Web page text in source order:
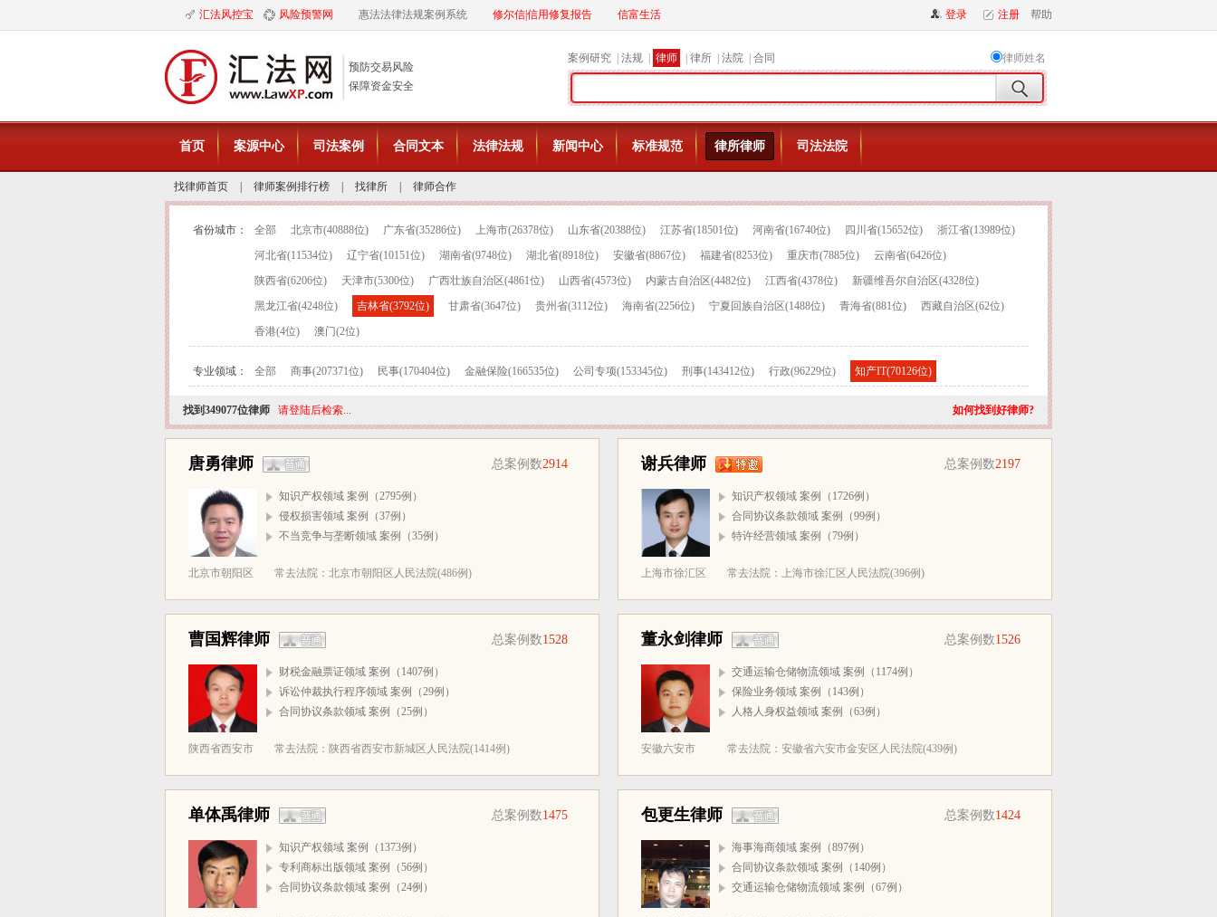
汇法风控宝 风险预警网 惠法法律法规案例系统 修尔信|信用修复报告 信富生活 登录 注册 帮助
预防交易风险
保障资金安全
案例研究 法规 律师 律所 法院 合同 律师姓名
首页 案源中心 司法案例 合同文本 法律法规 新闻中心 标准规范 律所律师 司法法院
找律师首页 律师案例排行榜 找律所 律师合作
省份城市： 全部 北京市(40888位) 广东省(35286位) 上海市(26378位) 山东省(20388位) 江苏省(18501位) 河南省(16740位) 四川省(15652位)
浙江省(13989位)
河北省(11534位)
辽宁省(10151位) 湖南省(9748位) 湖北省(8918位) 安徽省(8867位) 福建省(8253位) 重庆市(7885位)
云南省(6426位)
陕西省(6206位)
天津市(5300位) 广西壮族自治区(4861位) 山西省(4573位) 内蒙古自治区(4482位) 江西省(4378位)
新疆维吾尔自治区(4328位)
黑龙江省(4248位)
吉林省(3792位) 甘肃省(3647位) 贵州省(3112位) 海南省(2256位) 宁夏回族自治区(1488位) 青海省(881位)
西藏自治区(62位)
香港(4位)
澳门(2位)
专业领域： 全部 商事(207371位) 民事(170404位) 金融保险(166535位) 公司专项(153345位) 刑事(143412位) 行政(96229位) 知产IT(70126位)
找到349077位律师 请登陆后检索... 如何找到好律师?
唐勇律师 总案例数2914
知识产权领域 案例（2795例）
侵权损害领域 案例（37例）
不当竞争与垄断领域 案例（35例）
北京市朝阳区 常去法院：北京市朝阳区人民法院(486例)
谢兵律师 总案例数2197
知识产权领域 案例（1726例）
合同协议条款领域 案例（99例）
特许经营领域 案例（79例）
上海市徐汇区 常去法院：上海市徐汇区人民法院(396例)
曹国辉律师 总案例数1528
财税金融票证领域 案例（1407例）
诉讼仲裁执行程序领域 案例（29例）
合同协议条款领域 案例（25例）
陕西省西安市 常去法院：陕西省西安市新城区人民法院(1414例)
董永剑律师 总案例数1526
交通运输仓储物流领域 案例（1174例）
保险业务领域 案例（143例）
人格人身权益领域 案例（63例）
安徽六安市 常去法院：安徽省六安市金安区人民法院(439例)
单体禹律师 总案例数1475
知识产权领域 案例（1373例）
专利商标出版领域 案例（56例）
合同协议条款领域 案例（24例）
包更生律师 总案例数1424
海事海商领域 案例（897例）
合同协议条款领域 案例（140例）
交通运输仓储物流领域 案例（67例）